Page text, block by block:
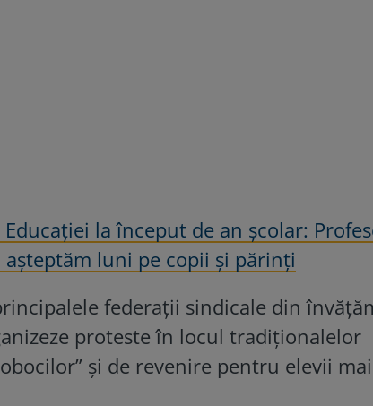
la început de an școlar:
luni pe copii și părinți
federații sindicale din
proteste în locul tradiționalelor
și de revenire pentru elevii